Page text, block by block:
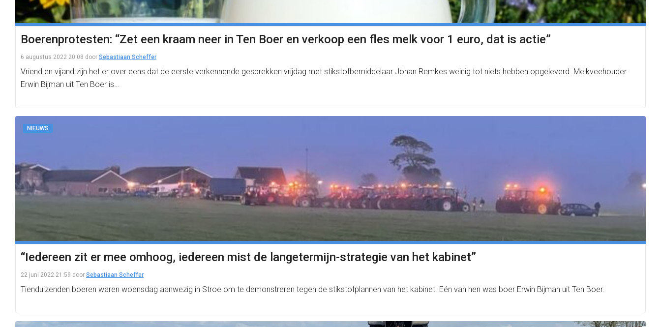
Boerenprotesten: “Zet een kraam neer in Ten Boer en verkoop een fles melk voor 1 euro, dat is actie”
6 augustus 2022 20:08 door Sebastiaan Scheffer
Vriend en vijand zijn het er over eens dat de eerste verkennende gesprekken vrijdag met stikstofbemiddelaar Johan Remkes weinig tot niets hebben opgeleverd. Melkveehouder
Erwin Bijman uit Ten Boer is…
NIEUWS
“Iedereen zit er mee omhoog, iedereen mist de langetermijn-strategie van het kabinet”
22 juni 2022 21:59 door Sebastiaan Scheffer
Tienduizenden boeren waren woensdag aanwezig in Stroe om te demonstreren tegen de stikstofplannen van het kabinet. Eén van hen was boer Erwin Bijman uit Ten Boer.